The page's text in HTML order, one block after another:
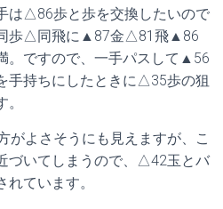
は△86歩と歩を交換したいので
歩△同飛に▲87金△81飛▲86
。ですので、一手パスして▲56
手持ちにしたときに△35歩の狙
よさそうにも見えますが、こ
づいてしまうので、△42玉とバ
ています。